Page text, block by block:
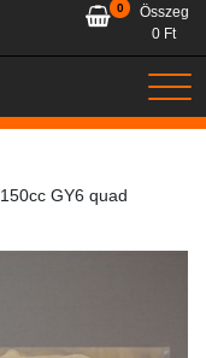
0
Összeg
0 Ft
150cc GY6 quad